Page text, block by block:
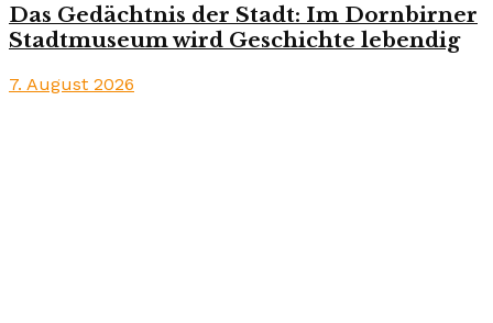
Das Gedächtnis der Stadt: Im Dornbirner
Stadtmuseum wird Geschichte lebendig
7. August 2026